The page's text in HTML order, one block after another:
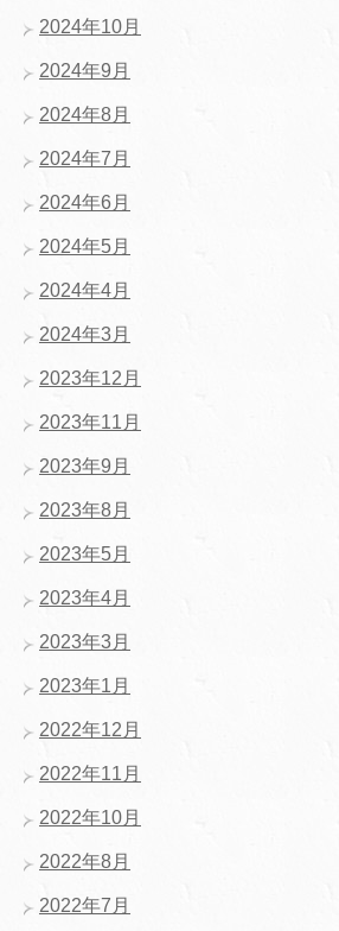
2024年10月
2024年9月
2024年8月
2024年7月
2024年6月
2024年5月
2024年4月
2024年3月
2023年12月
2023年11月
2023年9月
2023年8月
2023年5月
2023年4月
2023年3月
2023年1月
2022年12月
2022年11月
2022年10月
2022年8月
2022年7月